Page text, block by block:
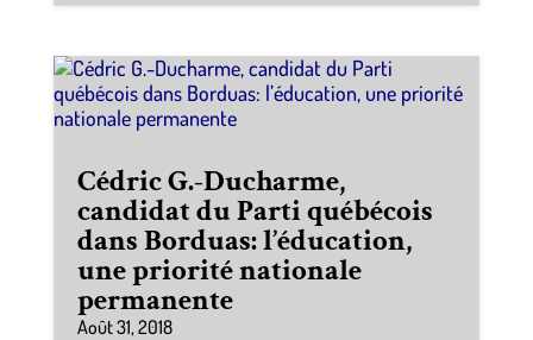
Cédric G.-Ducharme,
candidat du Parti québécois
dans Borduas: l’éducation,
une priorité nationale
permanente
Août 31, 2018